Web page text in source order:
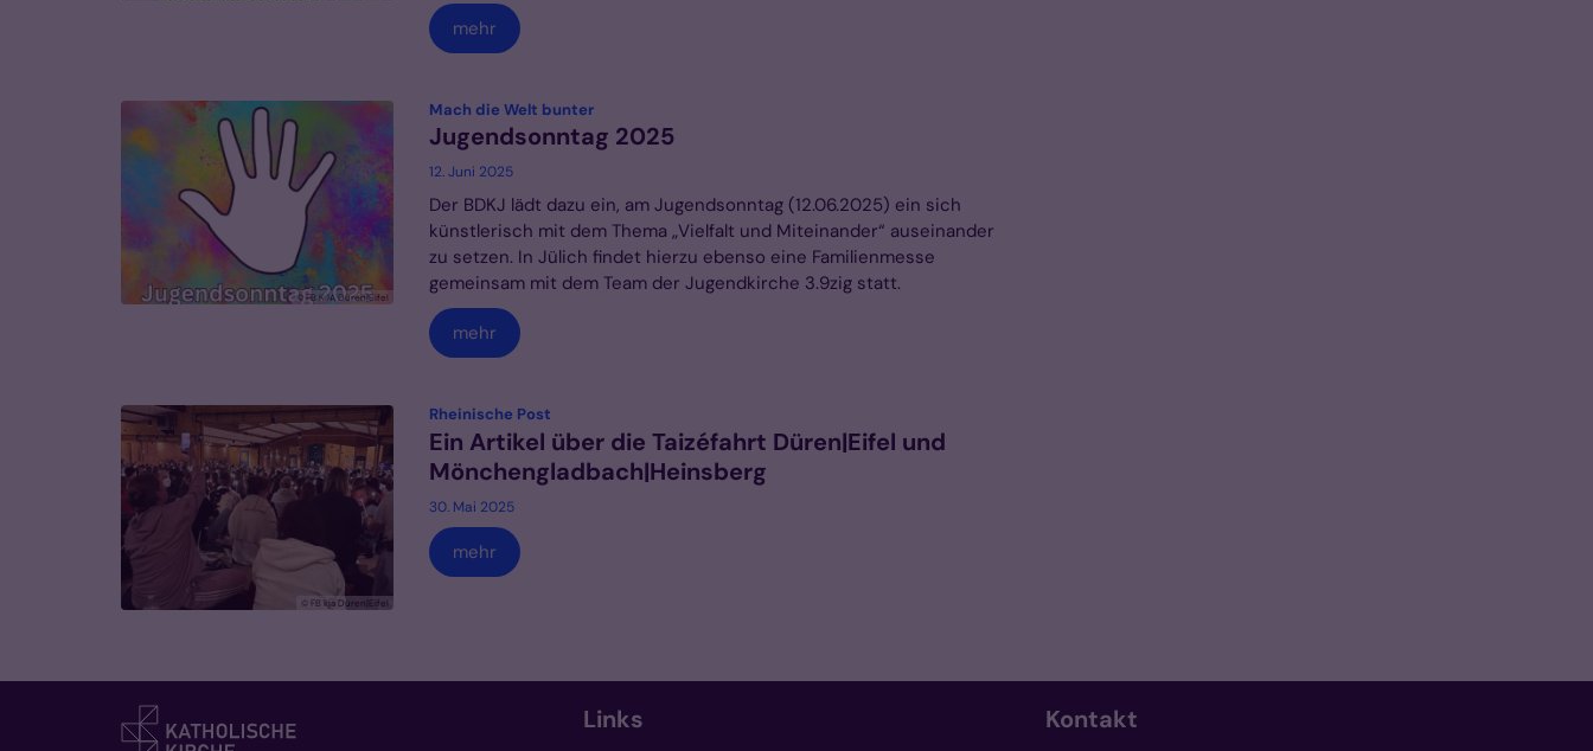
mehr
© FB KJA Düren|Eifel
Mach die Welt bunter:
Jugendsonntag 2025
12. Juni 2025
Der BDKJ lädt dazu ein, am Jugendsonntag (12.06.2025) ein sich
künstlerisch mit dem Thema „Vielfalt und Miteinander“ auseinander
zu setzen. In Jülich findet hierzu ebenso eine Familienmesse
gemeinsam mit dem Team der Jugendkirche 3.9zig statt.
mehr
© FB kja Düren|Eifel
Rheinische Post
Ein Artikel über die Taizéfahrt Düren|Eifel und
Mönchengladbach|Heinsberg
30. Mai 2025
mehr
Links Kontakt